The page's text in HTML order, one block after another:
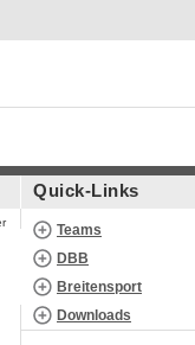
Quick-Links
Teams
DBB
Breitensport
Downloads